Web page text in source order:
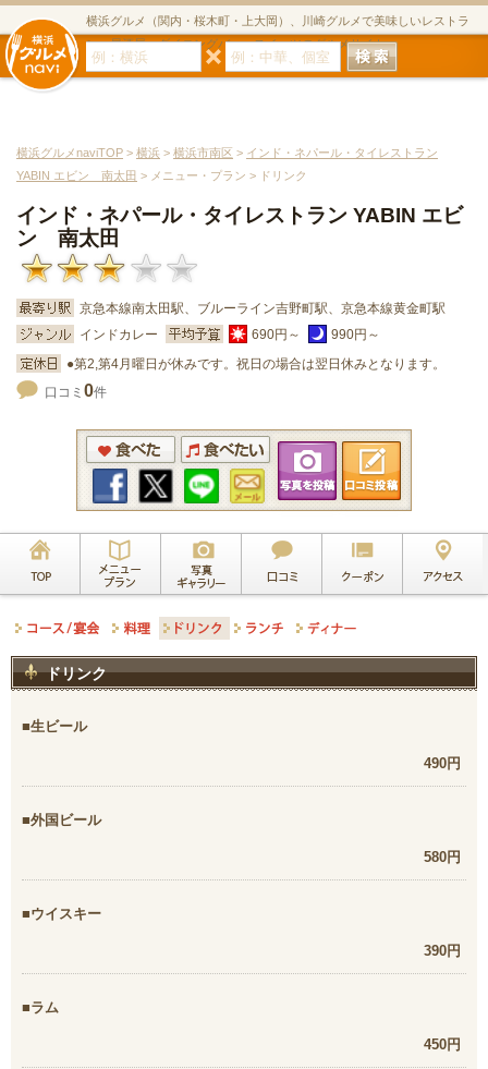
横浜グルメ（関内・桜木町・上大岡）、川崎グルメで美味しいレストラ
ン・居酒屋・ダイニングバー・スイーツのグルメサイト
横浜グルメnaviTOP > 横浜 > 横浜市南区 > インド・ネパール・タイレストラン
YABIN エビン 南太田 > メニュー・プラン > ドリンク
インド・ネパール・タイレストラン YABIN エビ
ン 南太田
京急本線南太田駅、ブルーライン吉野町駅、京急本線黄金町駅
インドカレー
690円～
990円～
●第2,第4月曜日が休みです。祝日の場合は翌日休みとなります。
口コミ 0件
ドリンク
生ビール
490円
外国ビール
580円
ウイスキー
390円
ラム
450円